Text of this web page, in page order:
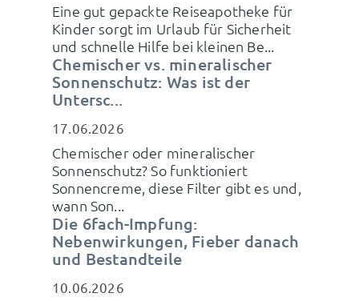
Eine gut gepackte Reiseapotheke für
Kinder sorgt im Urlaub für Sicherheit
und schnelle Hilfe bei kleinen Be...
Chemischer vs. mineralischer
Sonnenschutz: Was ist der
Untersc...
17.06.2026
Chemischer oder mineralischer
Sonnenschutz? So funktioniert
Sonnencreme, diese Filter gibt es und,
wann Son...
Die 6fach-Impfung:
Nebenwirkungen, Fieber danach
und Bestandteile
10.06.2026